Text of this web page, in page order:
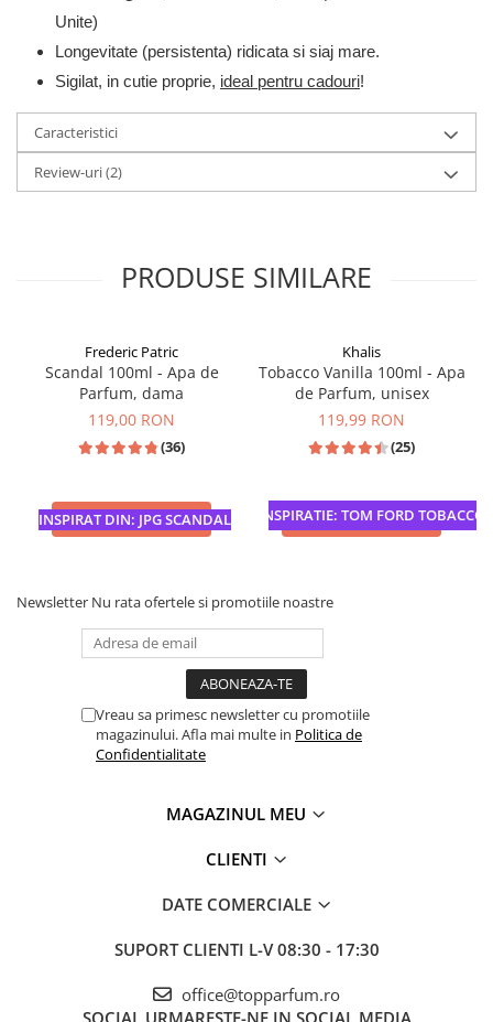
Unite)
Longevitate (persistenta) ridicata si siaj mare.
Sigilat, in cutie proprie, ideal pentru cadouri!
Caracteristici
Review-uri(2)
PRODUSE SIMILARE
INSPIRAT DIN: JPG SCANDAL
Frederic Patric
Scandal 100ml - Apa de
Parfum, dama
119,00 RON
(36)
ADAUGA IN COS INSPIRATIE: TOM FORD TOBACCO
Khalis
Tobacco Vanilla 100ml - Apa
de Parfum, unisex
119,99 RON
(25)
ADAUGA IN COS
Newsletter Nu rata ofertele si promotiile noastre
Vreau sa primesc newsletter cu promotiile
magazinului. Afla mai multe in Politica de
Confidentialitate
MAGAZINUL MEU
CLIENTI
DATE COMERCIALE
SUPORT CLIENTI L-V 08:30 - 17:30
office@topparfum.ro
SOCIAL URMARESTE-NE IN SOCIAL MEDIA